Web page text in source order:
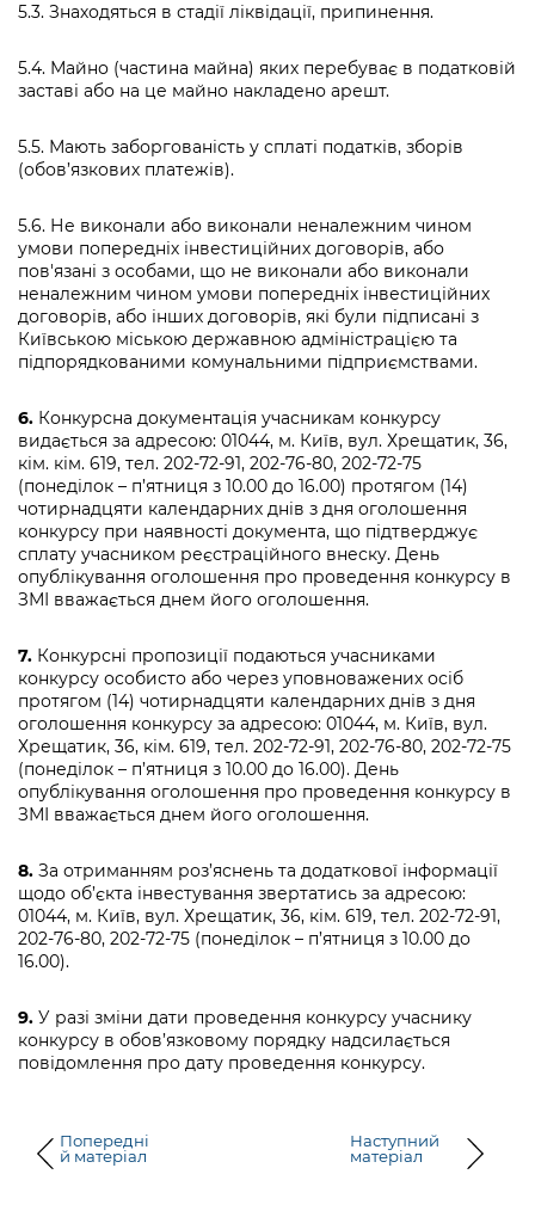
5.3. Знаходяться в стадії ліквідації, припинення.
5.4. Майно (частина майна) яких перебуває в податковій
заставі або на це майно накладено арешт.
5.5. Мають заборгованість у сплаті податків, зборів
(обов’язкових платежів).
5.6. Не виконали або виконали неналежним чином
умови попередніх інвестиційних договорів, або
пов'язані з особами, що не виконали або виконали
неналежним чином умови попередніх інвестиційних
договорів, або інших договорів, які були підписані з
Київською міською державною адміністрацією та
підпорядкованими комунальними підприємствами.
6. Конкурсна документація учасникам конкурсу
видається за адресою: 01044, м. Київ, вул. Хрещатик, 36,
кім. кім. 619, тел. 202-72-91, 202-76-80, 202-72-75
(понеділок – п’ятниця з 10.00 до 16.00) протягом (14)
чотирнадцяти календарних днів з дня оголошення
конкурсу при наявності документа, що підтверджує
сплату учасником реєстраційного внеску. День
опублікування оголошення про проведення конкурсу в
ЗМІ вважається днем його оголошення.
7. Конкурсні пропозиції подаються учасниками
конкурсу особисто або через уповноважених осіб
протягом (14) чотирнадцяти календарних днів з дня
оголошення конкурсу за адресою: 01044, м. Київ, вул.
Хрещатик, 36, кім. 619, тел. 202-72-91, 202-76-80, 202-72-75
(понеділок – п’ятниця з 10.00 до 16.00). День
опублікування оголошення про проведення конкурсу в
ЗМІ вважається днем його оголошення.
8. За отриманням роз’яснень та додаткової інформації
щодо об’єкта інвестування звертатись за адресою:
01044, м. Київ, вул. Хрещатик, 36, кім. 619, тел. 202-72-91,
202-76-80, 202-72-75 (понеділок – п’ятниця з 10.00 до
16.00).
9. У разі зміни дати проведення конкурсу учаснику
конкурсу в обов’язковому порядку надсилається
повідомлення про дату проведення конкурсу.
Попередні
й матеріал
Наступний
матеріал